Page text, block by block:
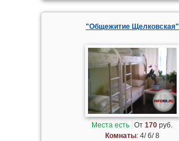
"Общежитие Щелковская"
Места есть От170 руб.
Комнаты: 4/ 6/ 8